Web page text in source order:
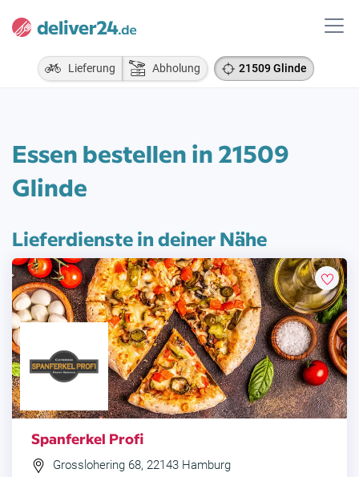
Lieferung Abholung 21509 Glinde
Essen bestellen in 21509
Glinde
Lieferdienste in deiner Nähe
Spanferkel Profi
Grosslohering 68, 22143 Hamburg